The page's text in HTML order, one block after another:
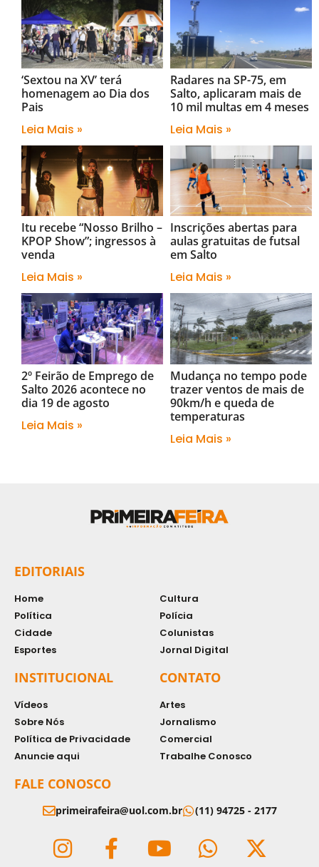
‘Sextou na XV’ terá
homenagem ao Dia dos
Pais
Leia Mais »
Radares na SP-75, em
Salto, aplicaram mais de
10 mil multas em 4 meses
Leia Mais »
Itu recebe “Nosso Brilho –
KPOP Show”; ingressos à
venda
Leia Mais »
Inscrições abertas para
aulas gratuitas de futsal
em Salto
Leia Mais »
2º Feirão de Emprego de
Salto 2026 acontece no
dia 19 de agosto
Leia Mais »
Mudança no tempo pode
trazer ventos de mais de
90km/h e queda de
temperaturas
Leia Mais »
EDITORIAIS
Home
Política
Cidade
Esportes
Cultura
Polícia
Colunistas
Jornal Digital
INSTITUCIONAL
Vídeos
Sobre Nós
Política de Privacidade
Anuncie aqui
CONTATO
Artes
Jornalismo
Comercial
Trabalhe Conosco
FALE CONOSCO
primeirafeira@uol.com.br (11) 94725 - 2177